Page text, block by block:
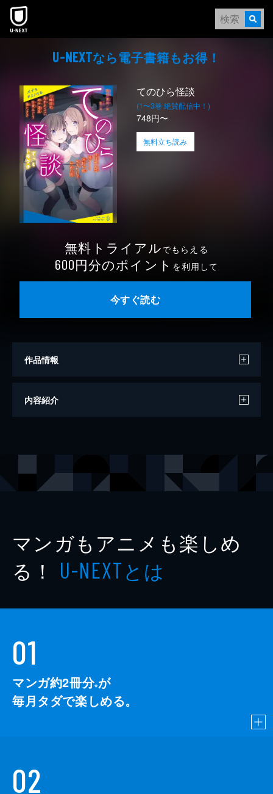
本文へスキップ
U-NEXTなら電⼦書籍もお得！
てのひら怪談
(1〜3巻 絶賛配信中！)
748円〜
無料立ち読み
無料トライアルでもらえる
600円分のポイント を利用して
今すぐ読む
作品情報
編
神戸遥真
藤ダリオ
作 令丈ヒロ子
作
出版社
レーベル ポプラキミノベル
内容紹介
マンガもアニメも楽しめ
る！ U-NEXTとは
01
マンガ約2冊分※が
毎月タダで楽しめる。
02